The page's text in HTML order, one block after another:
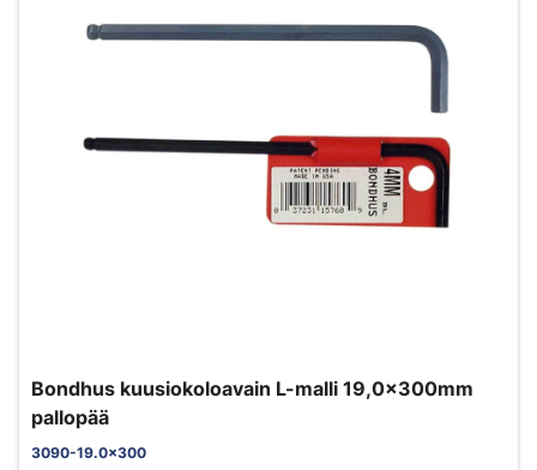
Bondhus kuusiokoloavain L-malli 19,0x300mm
pallopää
3090-19.0x300